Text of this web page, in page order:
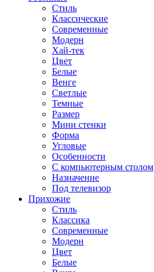
Стиль
Классические
Современные
Модерн
Хай-тек
Цвет
Белые
Венге
Светлые
Темные
Размер
Мини стенки
Форма
Угловые
Особенности
С компьютерным столом
Назначение
Под телевизор
Прихожие
Стиль
Классика
Современные
Модерн
Цвет
Белые